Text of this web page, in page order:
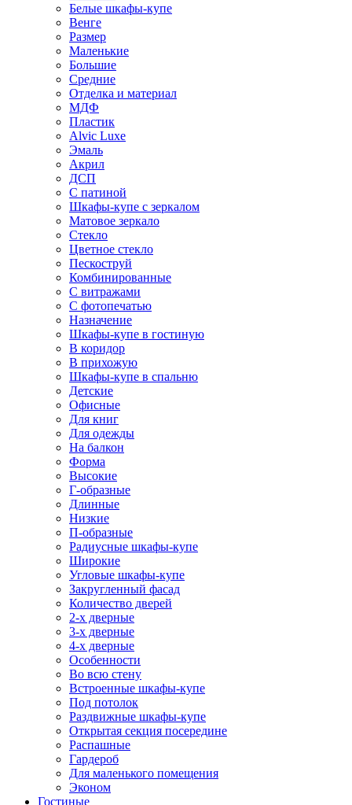
Белые шкафы-купе
Венге
Размер
Маленькие
Большие
Средние
Отделка и материал
МДФ
Пластик
Alvic Luxe
Эмаль
Акрил
ДСП
С патиной
Шкафы-купе с зеркалом
Матовое зеркало
Стекло
Цветное стекло
Пескоструй
Комбинированные
С витражами
С фотопечатью
Назначение
Шкафы-купе в гостиную
В коридор
В прихожую
Шкафы-купе в спальню
Детские
Офисные
Для книг
Для одежды
На балкон
Форма
Высокие
Г-образные
Длинные
Низкие
П-образные
Радиусные шкафы-купе
Широкие
Угловые шкафы-купе
Закругленный фасад
Количество дверей
2-х дверные
3-х дверные
4-х дверные
Особенности
Во всю стену
Встроенные шкафы-купе
Под потолок
Раздвижные шкафы-купе
Открытая секция посередине
Распашные
Гардероб
Для маленького помещения
Эконом
Гостиные